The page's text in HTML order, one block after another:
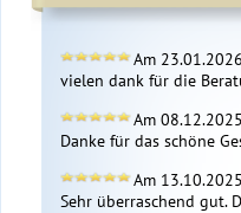
Am 23.01.2026
vielen dank für die
Am 08.12.2025
Danke für das schöne
Am 13.10.2025
Sehr überraschend gut.